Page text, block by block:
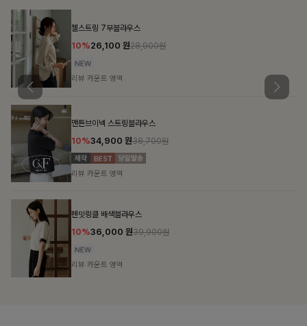
15,300
20,700
리뷰 카운트 영역
16,200 17,900원